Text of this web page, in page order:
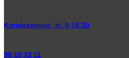
Kundeservice: kl. 9-15:30
98 10 32 11